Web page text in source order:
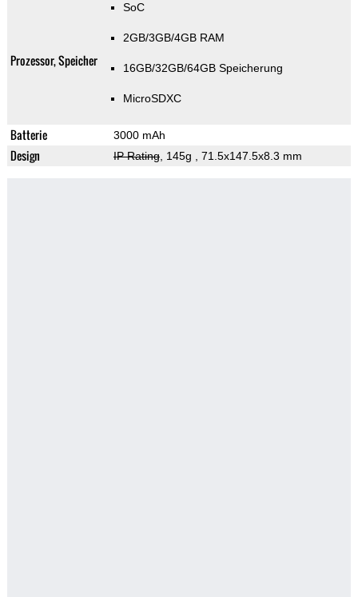
Prozessor, Speicher
SoC
2GB/3GB/4GB RAM
16GB/32GB/64GB Speicherung
MicroSDXC
Batterie 3000 mAh
Design IP Rating, 145g , 71.5x147.5x8.3 mm